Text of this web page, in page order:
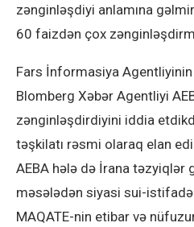
zənginləşdiyi anlamına
60 faizdən çox
Fars İnformasiya
Blomberg Xəbər Agentliyi
zənginləşdirdiyini iddia
təşkilatı rəsmi olaraq elan
AEBA hələ də İrana təzyiqlər
məsələdən siyasi sui-
MAQATE-nin etibar və